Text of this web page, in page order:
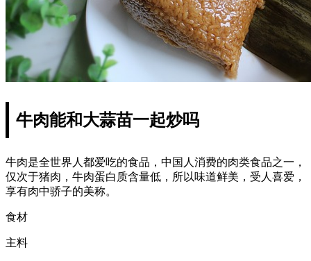
牛肉能和大蒜苗一起炒吗
牛肉是全世界人都爱吃的食品，中国人消费的肉类食品之一，
仅次于猪肉，牛肉蛋白质含量低，所以味道鲜美，受人喜爱，
享有肉中骄子的美称。
食材
主料